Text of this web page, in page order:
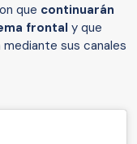
que continuarán
frontal y que
sus canales